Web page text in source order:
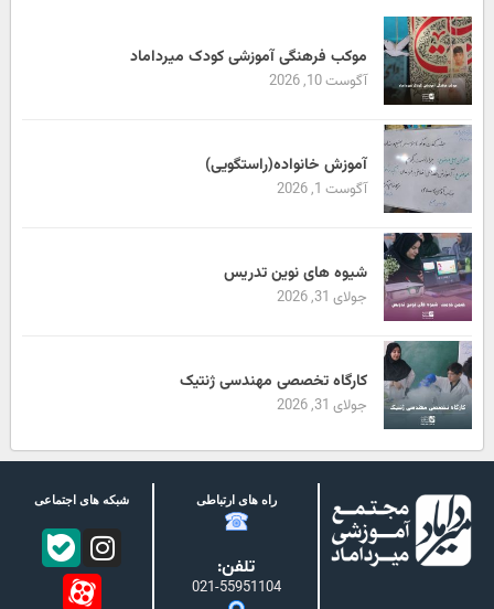
موکب فرهنگی آموزشی کودک میرداماد
آگوست 10, 2026
آموزش خانواده(راستگویی)
آگوست 1, 2026
شیوه های نوین تدریس
جولای 31, 2026
کارگاه تخصصی مهندسی ژنتیک
جولای 31, 2026
راه های ارتباطی
تلفن:
021-55951104
شبکه های اجتماعی